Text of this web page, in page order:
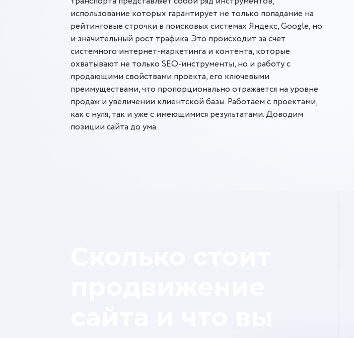
использование которых гарантирует не только попадание на
рейтинговые строчки в поисковых системах Яндекс, Google, но
и значительный рост трафика. Это происходит за счет
системного интернет-маркетинга и контента, которые
охватывают не только SEO-инструменты, но и работу с
продающими свойствами проекта, его ключевыми
преимуществами, что пропорционально отражается на уровне
продаж и увеличении клиентской базы. Работаем с проектами,
как с нуля, так и уже с имеющимися результатами. Доводим
позиции сайта до ума.